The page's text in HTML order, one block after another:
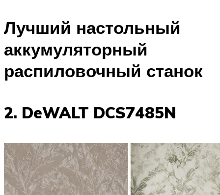
Лучший настольный
аккумуляторный
распиловочный станок
2. DeWALT DCS7485N